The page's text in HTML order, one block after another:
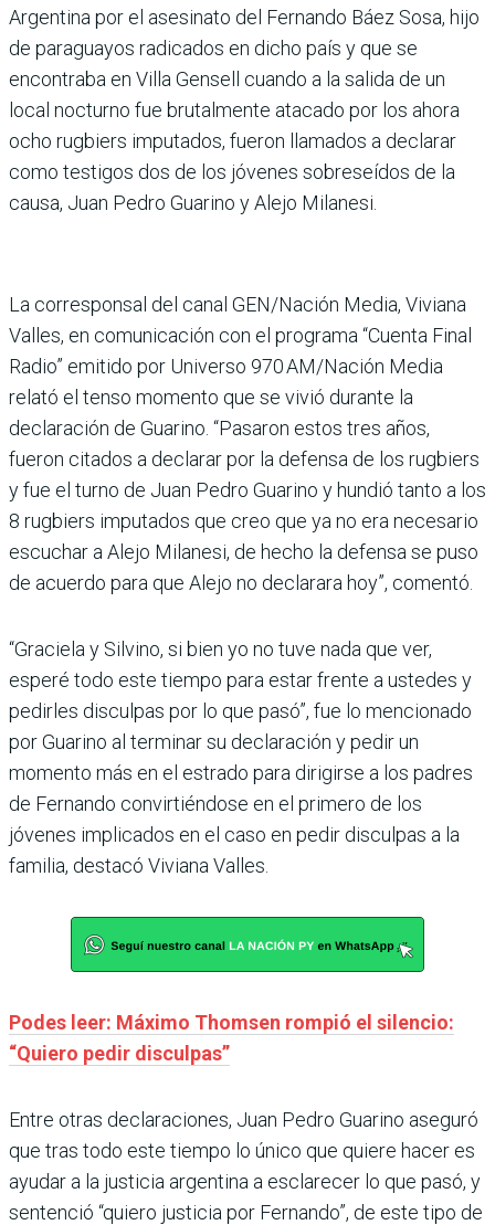
Argentina por el asesinato del Fernando Báez Sosa, hijo
de paraguayos radicados en dicho país y que se
encontraba en Villa Gensell cuando a la salida de un
local nocturno fue brutalmente atacado por los ahora
ocho rugbiers imputados, fueron llamados a declarar
como testigos dos de los jóvenes sobreseídos de la
causa, Juan Pedro Guarino y Alejo Milanesi.
La corresponsal del canal GEN/Nación Media, Viviana
Valles, en comunicación con el programa “Cuenta Final
Radio” emitido por Universo 970 AM/Nación Media
relató el tenso momento que se vivió durante la
declaración de Guarino. “Pasaron estos tres años,
fueron citados a declarar por la defensa de los rugbiers
y fue el turno de Juan Pedro Guarino y hundió tanto a los
8 rugbiers imputados que creo que ya no era necesario
escuchar a Alejo Milanesi, de hecho la defensa se puso
de acuerdo para que Alejo no declarara hoy”, comentó.
“Graciela y Silvino, si bien yo no tuve nada que ver,
esperé todo este tiempo para estar frente a ustedes y
pedirles disculpas por lo que pasó”, fue lo mencionado
por Guarino al terminar su declaración y pedir un
momento más en el estrado para dirigirse a los padres
de Fernando convirtiéndose en el primero de los
jóvenes implicados en el caso en pedir disculpas a la
familia, destacó Viviana Valles.
Podes leer: Máximo Thomsen rompió el silencio:
“Quiero pedir disculpas”
Entre otras declaraciones, Juan Pedro Guarino aseguró
que tras todo este tiempo lo único que quiere hacer es
ayudar a la justicia argentina a esclarecer lo que pasó, y
sentenció “quiero justicia por Fernando”, de este tipo de